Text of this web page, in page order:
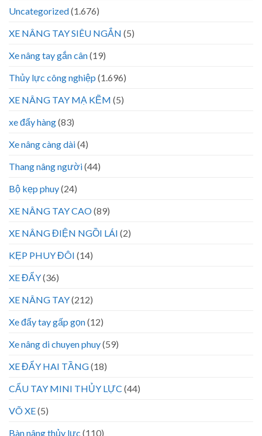
Uncategorized(1.676)
XE NÂNG TAY SIÊU NGẮN (5)
Xe nâng tay gắn cân(19)
Thủy lực công nghiệp (1.696)
XE NÂNG TAY MẠ KẼM (5)
xe đẩy hàng(83)
Xe nâng càng dài(4)
Thang nâng người(44)
Bộ kẹp phuy(24)
XE NÂNG TAY CAO(89)
XE NÂNG ĐIỆN NGỒI LÁI (2)
KẸP PHUY ĐÔI (14)
XE ĐẨY(36)
XE NÂNG TAY(212)
Xe đẩy tay gấp gọn(12)
Xe nâng di chuyen phuy(59)
XE ĐẨY HAI TẦNG(18)
CẨU TAY MINI THỦY LỰC (44)
VÕ XE(5)
Bàn nâng thủy lực (110)